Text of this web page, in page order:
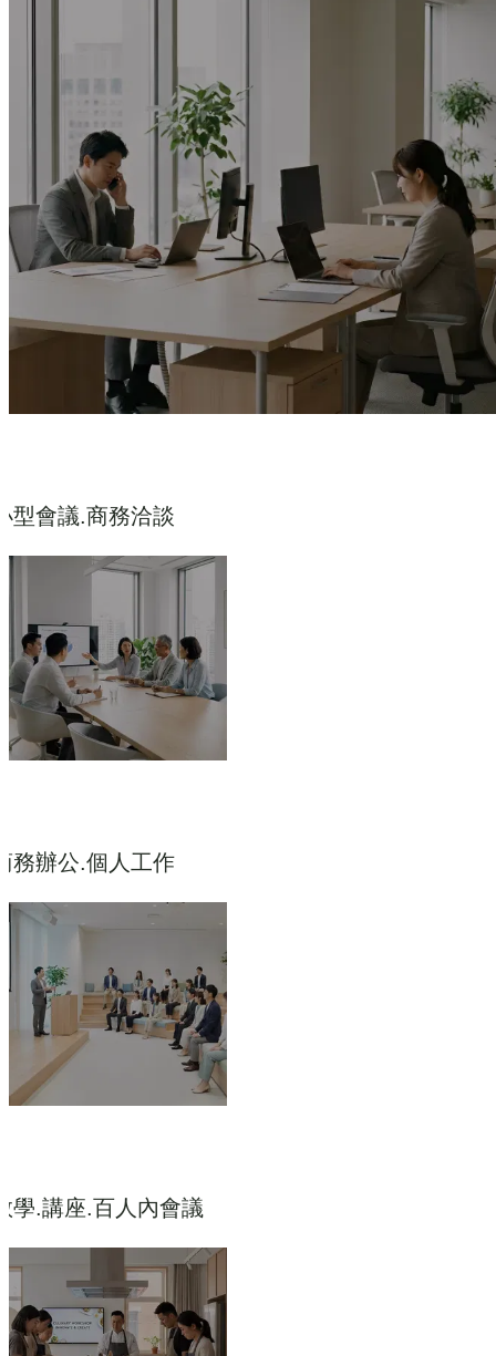
型會議.商務洽談
務辦公.個人工作
學.講座.百人內會議